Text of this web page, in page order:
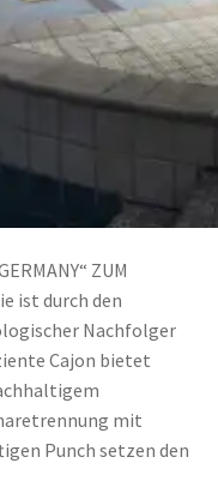
ZUM
ist durch den
Nachfolger
Cajon bietet
mit
Punch setzen den